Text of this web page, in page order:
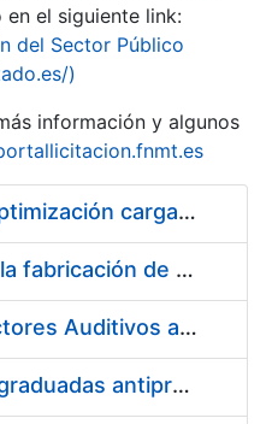
el siguiente link:
del Sector Público
)
información y algunos
Pliego condiciones optimización cargas compras firmado
Acuerdo marco para la fabricación de piezas
Suministro de Protectores Auditivos a medida para las personas trabajadoras de los Centros de Trabajo de Madrid y Burgos
Suministro de gafas graduadas antiproyecciones para los trabajadores de la FNMT-RCM en los centros de trabajo de Madrid y Burgos